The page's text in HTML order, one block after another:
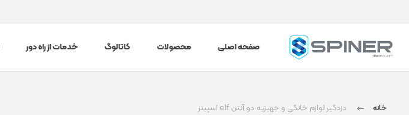
صفحه اصلی محصولات کاتالوگ خدمات از راه دور
خانه دزدگیر لوازم خانگی و جهیزیه دو آنتن elf اسپینر